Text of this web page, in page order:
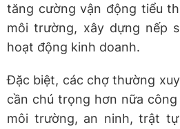
tăng cường vận động tiểu
môi trường, xây dựng nếp
hoạt động kinh doanh.
Đặc biệt, các chợ thường
cần chú trọng hơn nữa
môi trường, an ninh, trật